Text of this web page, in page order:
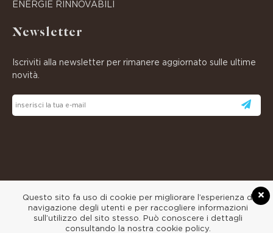
ENERGIE RINNOVABILI
Newsletter
Iscriviti alla newsletter per rimanere aggiornato sulle ultime
novità.
© 2026CANNILLO• Tutti i diritti riservati.
Questo sito fa uso di cookie per migliorare l’esperienza di
navigazione degli utenti e per raccogliere informazioni
sull’utilizzo del sito stesso. Può conoscere i dettagli
consultando la nostra cookie policy.